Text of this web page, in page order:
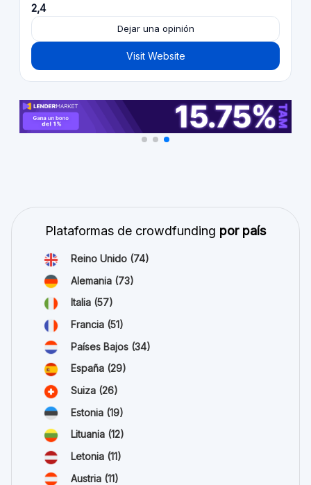
2,4
Dejar una opinión
Visit Website
Plataformas de crowdfunding por país
Reino Unido (74)
Alemania (73)
Italia (57)
Francia (51)
Países Bajos (34)
España (29)
Suiza (26)
Estonia (19)
Lituania (12)
Letonia (11)
Austria (11)